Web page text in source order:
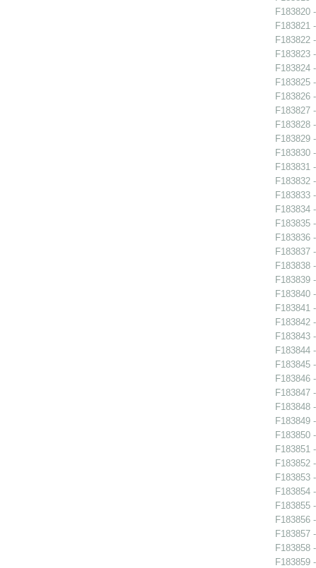
F183820
F183821
F183822
F183823
F183824
F183825
F183826
F183827
F183828
F183829
F183830
F183831
F183832
F183833
F183834
F183835
F183836
F183837
F183838
F183839
F183840
F183841
F183842
F183843
F183844
F183845
F183846
F183847
F183848
F183849
F183850
F183851
F183852
F183853
F183854
F183855
F183856
F183857
F183858
F183859